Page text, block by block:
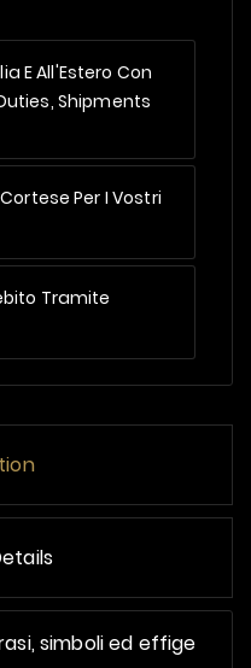
E All'Estero Con
Shipments
Per I Vostri
Tramite
simboli ed effige